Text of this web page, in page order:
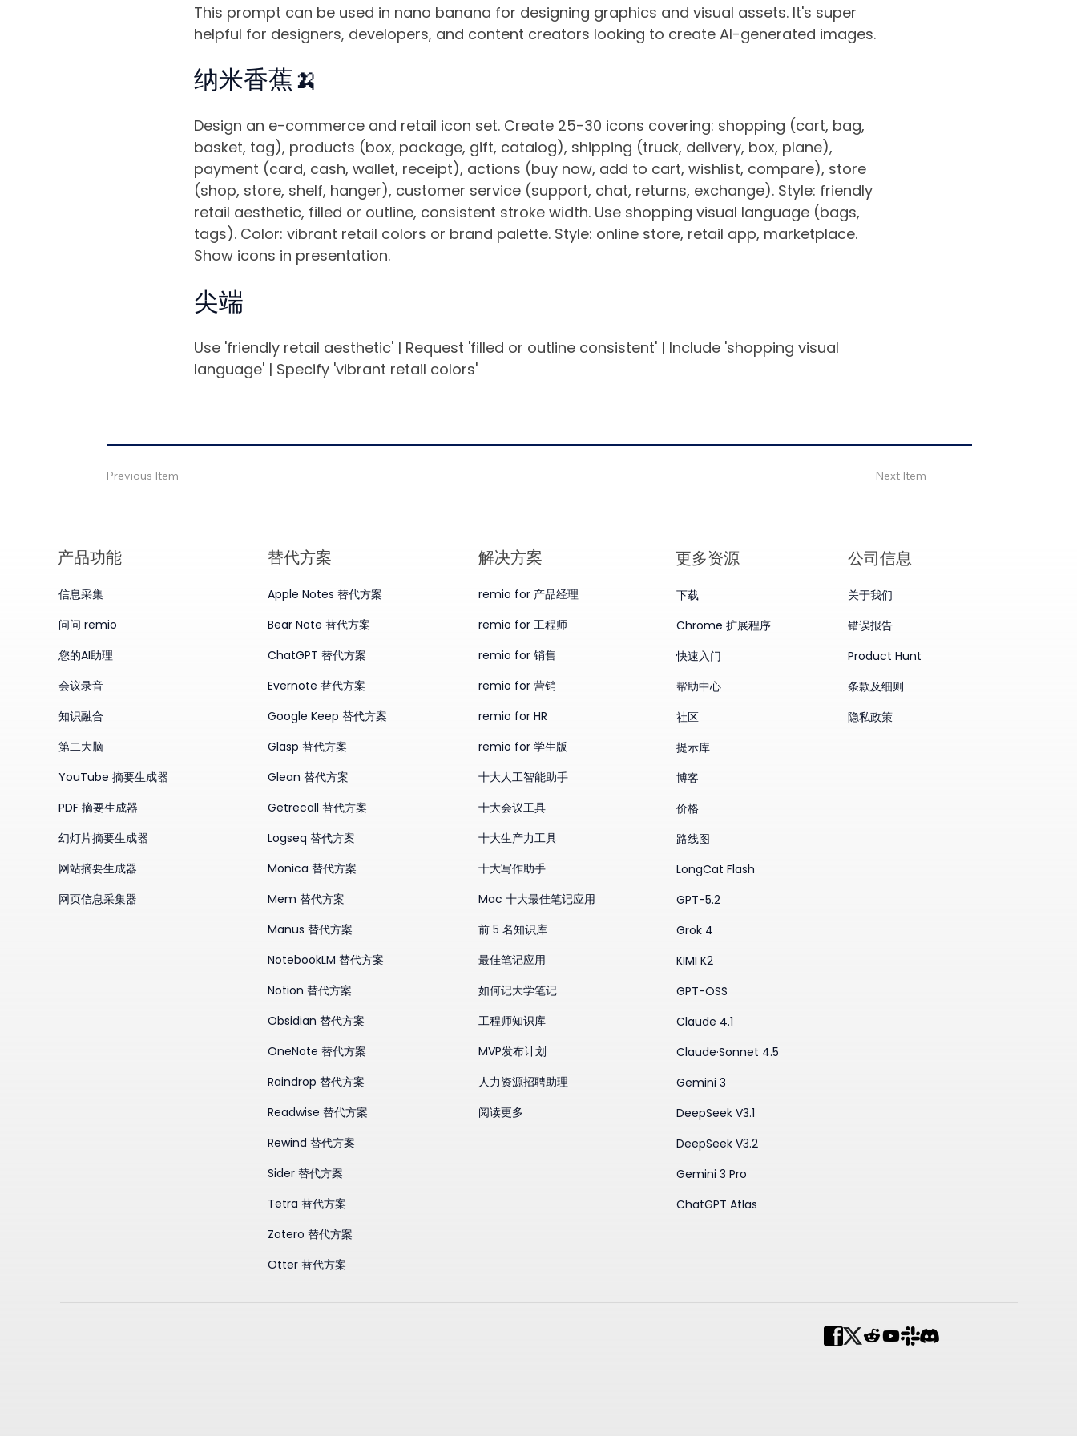
This prompt can be used in nano banana for designing graphics and visual assets. It's super
helpful for designers, developers, and content creators looking to create AI-generated images.
纳米香蕉🍌
Design an e-commerce and retail icon set. Create 25-30 icons covering: shopping (cart, bag,
basket, tag), products (box, package, gift, catalog), shipping (truck, delivery, box, plane),
payment (card, cash, wallet, receipt), actions (buy now, add to cart, wishlist, compare), store
(shop, store, shelf, hanger), customer service (support, chat, returns, exchange). Style: friendly
retail aesthetic, filled or outline, consistent stroke width. Use shopping visual language (bags,
tags). Color: vibrant retail colors or brand palette. Style: online store, retail app, marketplace.
Show icons in presentation.
尖端
Use 'friendly retail aesthetic' | Request 'filled or outline consistent' | Include 'shopping visual
language' | Specify 'vibrant retail colors'
Previous Item Next Item
产品​功能
信息采集
问问 remio
您的AI助理
会议录音
知识融合
第二大脑
YouTube 摘要生成器
PDF 摘要生成器
幻灯片摘要生成器
网站摘要生成器
网页信息采集器
替代方案
Apple Notes 替代方案
Bear Note 替代方案
ChatGPT 替代方案
Evernote 替代方案
Google Keep 替代方案
Glasp 替代方案
Glean 替代方案
Getrecall 替代方案
Logseq 替代方案
Monica 替代方案
Mem 替代方案
Manus 替代方案
NotebookLM 替代方案
Notion 替代方案
Obsidian 替代方案
OneNote 替代方案
Raindrop 替代方案
Readwise 替代方案
Rewind 替代方案
Sider 替代方案
Tetra 替代方案
Zotero 替代方案
Otter 替代方案
​解决方案
remio for 产品经理
remio for 工程师
remio for 销售
remio for 营销
remio for HR
remio for 学生版
十大人工智能助手
十大会议工具
十大生产力工具
十大写作助手
Mac 十大最佳笔记应用
前 5 名知识库
最佳笔记应用
如何记大学笔记
工程师知识库
MVP发布计划
人力资源招聘助理
阅读更多
更多资源
下载
Chrome 扩展程序
快速入门
帮助中心
社区
提示库
博客
价格
路线图
LongCat Flash
GPT-5.2
Grok 4
KIMI K2
GPT-OSS
Claude 4.1
Claude·Sonnet 4.5
Gemini 3
DeepSeek V3.1
DeepSeek V3.2
Gemini 3 Pro
ChatGPT Atlas
公司信息
关于我们
错误报告
Product Hunt
条款及细则
隐私政策